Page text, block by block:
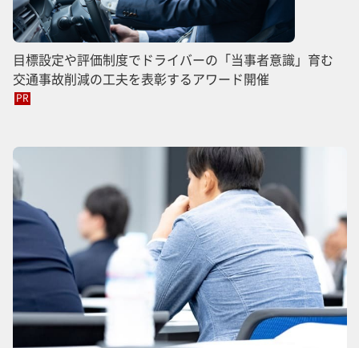
目標設定や評価制度でドライバーの「当事者意識」育む
交通事故削減の工夫を表彰するアワード開催
PR